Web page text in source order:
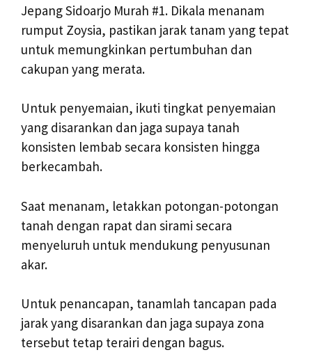
Jepang Sidoarjo Murah #1. Dikala menanam
rumput Zoysia, pastikan jarak tanam yang tepat
untuk memungkinkan pertumbuhan dan
cakupan yang merata.
Untuk penyemaian, ikuti tingkat penyemaian
yang disarankan dan jaga supaya tanah
konsisten lembab secara konsisten hingga
berkecambah.
Saat menanam, letakkan potongan-potongan
tanah dengan rapat dan sirami secara
menyeluruh untuk mendukung penyusunan
akar.
Untuk penancapan, tanamlah tancapan pada
jarak yang disarankan dan jaga supaya zona
tersebut tetap terairi dengan bagus.